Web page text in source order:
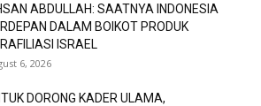
ABDULLAH: SAATNYA INDONESIA
DALAM BOIKOT PRODUK
ISRAEL
6, 2026
DORONG KADER ULAMA,